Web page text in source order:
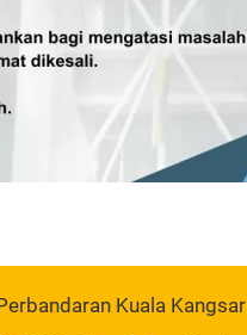
Kuala Kangsar